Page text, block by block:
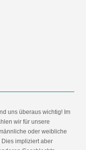
uns überaus wichtig! Im
wir für unsere
oder weibliche
impliziert aber